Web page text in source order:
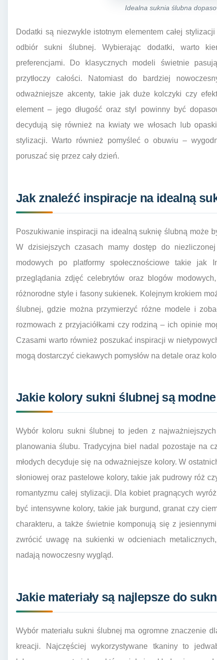
Idealna suknia ślubna
Dodatki są niezwykle istotnym elementem całej
odbiór sukni ślubnej. Wybierając dodatki, warto
preferencjami. Do klasycznych modeli świetnie
przytłoczy całości. Natomiast do bardziej
odważniejsze akcenty, takie jak duże kolczyki czy
element – jego długość oraz styl powinny być
decydują się również na kwiaty we włosach lub
stylizacji. Warto również pomyśleć o obuwiu –
poruszać się przez cały dzień.
Jak znaleźć inspiracje na idealną
Poszukiwanie inspiracji na idealną suknię ślubną może
W dzisiejszych czasach mamy dostęp do
modowych po platformy społecznościowe takie jak
przeglądania zdjęć celebrytów oraz blogów
różnorodne style i fasony sukienek. Kolejnym krokiem
ślubnej, gdzie można przymierzyć różne modele i
rozmowach z przyjaciółkami czy rodziną – ich opinie
Czasami warto również poszukać inspiracji w
mogą dostarczyć ciekawych pomysłów na detale oraz
Jakie kolory sukni ślubnej są
Wybór koloru sukni ślubnej to jeden z
planowania ślubu. Tradycyjna biel nadal pozostaje na
młodych decyduje się na odważniejsze kolory. W
słoniowej oraz pastelowe kolory, takie jak pudrowy róż
romantyzmu całej stylizacji. Dla kobiet pragnących
być intensywne kolory, takie jak burgund, granat czy
charakteru, a także świetnie komponują się z
zwrócić uwagę na sukienki w odcieniach
nadają nowoczesny wygląd.
Jakie materiały są najlepsze do
Wybór materiału sukni ślubnej ma ogromne znaczenie
kreacji. Najczęściej wykorzystywane tkaniny to